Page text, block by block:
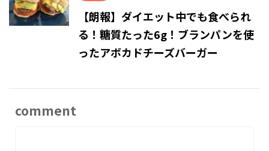
【朗報】ダイエット中でも食べられ
る！糖質たった6g！ブランパンを使
ったアボカドチーズバーガー
comment